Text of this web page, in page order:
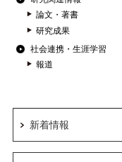
論文・著書
研究成果
社会連携・生涯学習
報道
新着情報